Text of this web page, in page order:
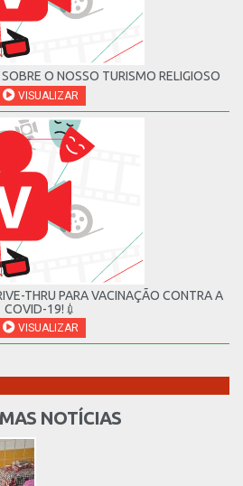
O NOSSO TURISMO RELIGIOSO
VISUALIZAR
THRU PARA VACINAÇÃO CONTRA A
COVID-19!💉
VISUALIZAR
NOTÍCIAS